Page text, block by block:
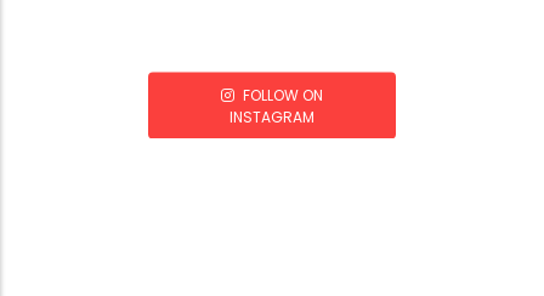
FOLLOW ON
INSTAGRAM